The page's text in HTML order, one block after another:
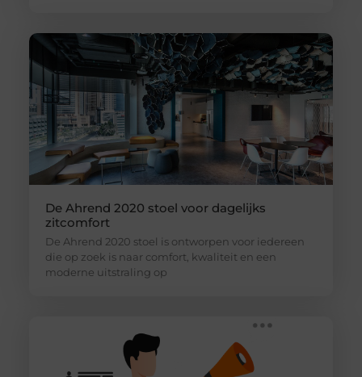
De Ahrend 2020 stoel voor dagelijks
zitcomfort
De Ahrend 2020 stoel is ontworpen voor iedereen
die op zoek is naar comfort, kwaliteit en een
moderne uitstraling op